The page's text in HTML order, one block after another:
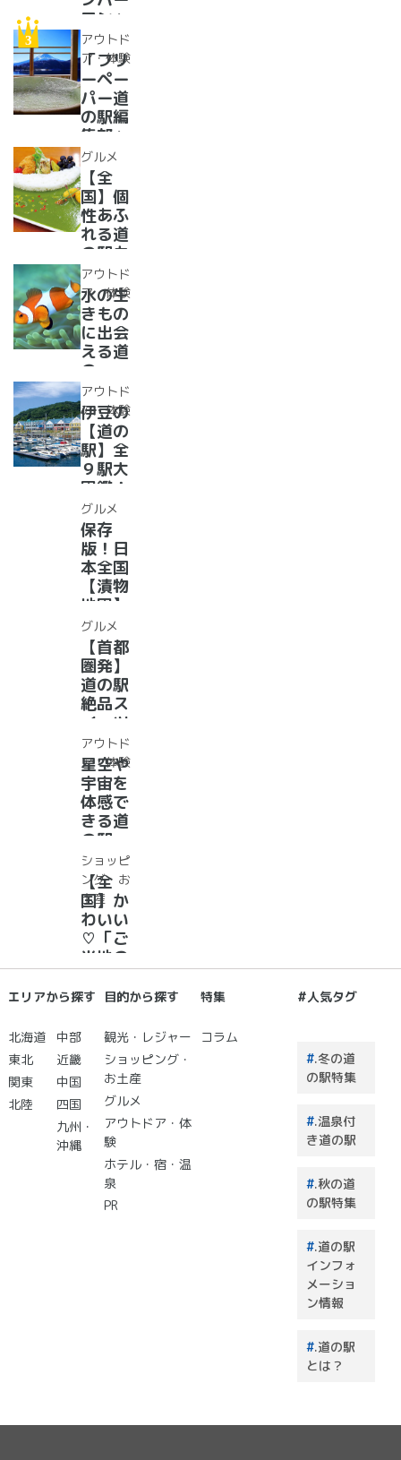
イーツ
まで
【2024
年最新
情報】
ワン」
道の駅
紹介。
フリー
ペーパ
ー道の
駅読者
が選ん
だ道の
駅ラン
キング
【最
新】
アウトド
ア・体験
「フリ
ーペー
パー道
の駅編
集部」
イチオ
シ！お
風呂の
ある道
の駅
16
選！あ
った
か、湯
ったり
道の駅
グルメ
【全
国】個
性あふ
れる道
の駅カ
レー大
集合！
道の駅
で食べ
られる
人気ダ
ムカレ
ー28
選
アウトド
ア・体験
水の生
きもの
に出会
える道
の
駅??〜
水族館
がある
道の駅
１０
選〜
【全
国】
アウトド
ア・体験
伊豆の
【道の
駅】全
９駅大
図鑑！
2022
年最新
グル
メ・お
土産を
まとめ
てご紹
介！＋
愛犬の
駅
グルメ
保存
版！日
本全国
【漬物
地図】
付き！
道の駅
で「ご
当地お
漬物」
めぐり
グルメ
【首都
圏発】
道の駅
絶品ス
イーツ
37
選！人
気のソ
フトク
リー
ム・ジ
ェラー
ト大集
合！
アウトド
ア・体験
星空や
宇宙を
体感で
きる道
の駅
道の駅
で夜空
に癒さ
れ/星
に願い
☆彡
ショッピ
ング・お
土産
【全
国】か
わいい
♡「ご
当地の
お土
産」が
道の駅
２０
選 道
の駅で
買うも
のはこ
れで決
まり！
エリアから探す
北海道
東北
関東
北陸
中部
近畿
中国
四国
九州・
沖縄
目的から探す
観光・レジャー
ショッピング・
お土産
グルメ
アウトドア・体
験
ホテル・宿・温
泉
PR
特集
コラム
#人気タグ
.冬の道
の駅特集
.温泉付
き道の駅
.秋の道
の駅特集
.道の駅
インフォ
メーショ
ン情報
.道の駅
とは？